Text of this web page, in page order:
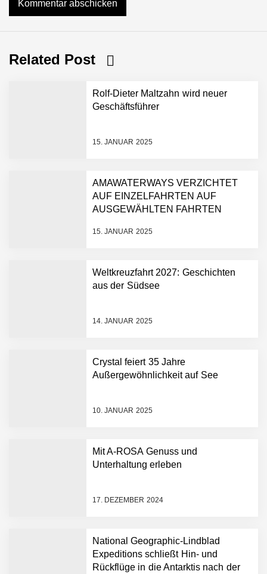
Related Post
Rolf-Dieter Maltzahn wird neuer
Geschäftsführer
15. JANUAR 2025
AMAWATERWAYS VERZICHTET
AUF EINZELFAHRTEN AUF
AUSGEWÄHLTEN FAHRTEN
15. JANUAR 2025
Weltkreuzfahrt 2027: Geschichten
aus der Südsee
14. JANUAR 2025
Crystal feiert 35 Jahre
Außergewöhnlichkeit auf See
10. JANUAR 2025
Mit A-ROSA Genuss und
Unterhaltung erleben
17. DEZEMBER 2024
National Geographic-Lindblad
Expeditions schließt Hin- und
Rückflüge in die Antarktis nach der